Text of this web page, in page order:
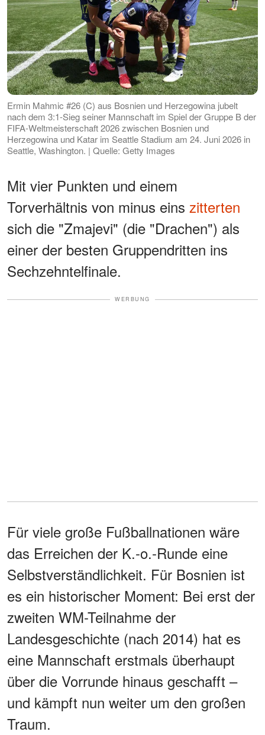
Ermin Mahmic #26 (C) aus Bosnien und Herzegowina jubelt
nach dem 3:1-Sieg seiner Mannschaft im Spiel der Gruppe B der
FIFA-Weltmeisterschaft 2026 zwischen Bosnien und
Herzegowina und Katar im Seattle Stadium am 24. Juni 2026 in
Seattle, Washington. | Quelle: Getty Images
Mit vier Punkten und einem
Torverhältnis von minus eins zitterten
sich die "Zmajevi" (die "Drachen") als
einer der besten Gruppendritten ins
Sechzehntelfinale.
WERBUNG
Für viele große Fußballnationen wäre
das Erreichen der K.-o.-Runde eine
Selbstverständlichkeit. Für Bosnien ist
es ein historischer Moment: Bei erst der
zweiten WM-Teilnahme der
Landesgeschichte (nach 2014) hat es
eine Mannschaft erstmals überhaupt
über die Vorrunde hinaus geschafft –
und kämpft nun weiter um den großen
Traum.